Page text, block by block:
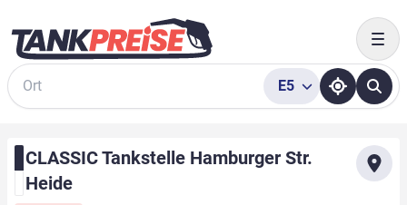
Suche
E5
CLASSIC Tankstelle Hamburger Str.
Heide